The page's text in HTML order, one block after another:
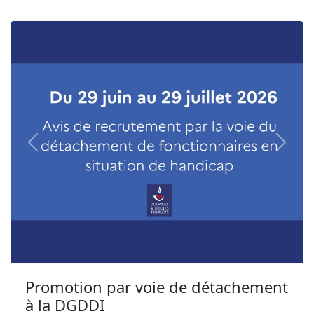
Previous Next
Promotion par voie de détachement
à la DGDDI